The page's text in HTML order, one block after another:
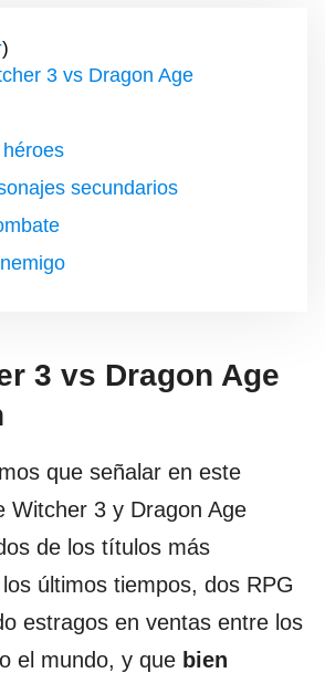
)
3 vs Dragon Age
secundarios
3 vs Dragon Age
que señalar en este
Witcher 3 y Dragon Age
de los títulos más
últimos tiempos, dos RPG
estragos en ventas entre los
el mundo, y que bien